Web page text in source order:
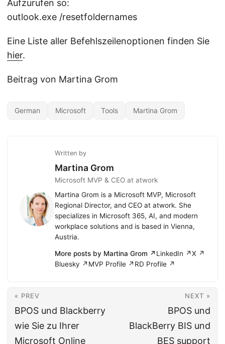
Aufzurufen so:
outlook.exe /resetfoldernames
Eine Liste aller Befehlszeilenoptionen finden Sie
hier.
Beitrag von Martina Grom
German Microsoft Tools Martina Grom
Written by
Martina Grom
Microsoft MVP & CEO at atwork
Martina Grom is a Microsoft MVP, Microsoft
Regional Director, and CEO at atwork. She
specializes in Microsoft 365, AI, and modern
workplace solutions and is based in Vienna,
Austria.
More posts by Martina Grom ↗LinkedIn ↗X ↗
Bluesky ↗ MVP Profile ↗ RD Profile ↗
« PREV
BPOS und Blackberry
wie Sie zu Ihrer
Microsoft Online
NEXT »
BPOS und
BlackBerry BIS und
BES support